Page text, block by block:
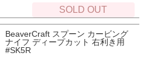
SOLD OUT
BeaverCraft スプーン カービング
ナイフ ディープカット 右利き用
#SK5R